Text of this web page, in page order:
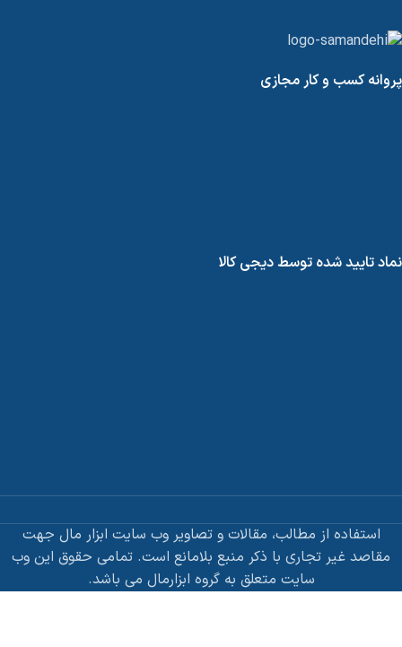
پروانه کسب و کار مجازی
نماد تایید شده توسط دیجی کالا
استفاده از مطالب، مقالات و تصاویر وب سایت ابزار مال جهت
مقاصد غیر تجاری با ذکر منبع بلامانع است. تمامی حقوق این وب
سایت متعلق به گروه ابزارمال می باشد.